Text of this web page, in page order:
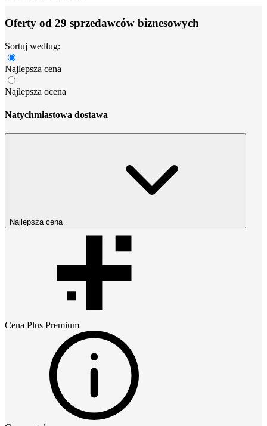
Oferty od 29 sprzedawców biznesowych
Sortuj według:
Najlepsza cena
Najlepsza ocena
Natychmiastowa dostawa
Najlepsza cena
Cena Plus Premium